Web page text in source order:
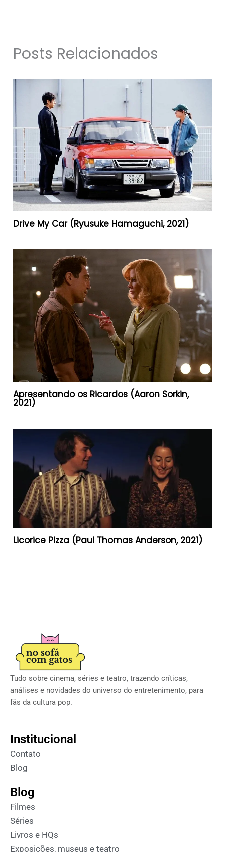
Posts Relacionados
Drive My Car (Ryusuke Hamaguchi, 2021)
Apresentando os Ricardos (Aaron Sorkin,
2021)
Licorice Pizza (Paul Thomas Anderson, 2021)
Tudo sobre cinema, séries e teatro, trazendo críticas,
análises e novidades do universo do entretenimento, para
fãs da cultura pop.
Institucional
Contato
Blog
Blog
Filmes
Séries
Livros e HQs
Exposições, museus e teatro